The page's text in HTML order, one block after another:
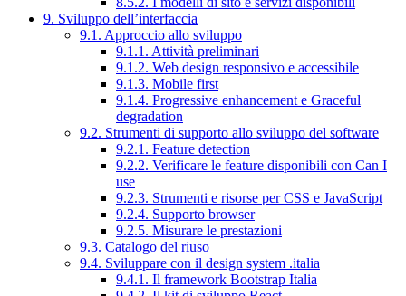
9. Sviluppo dell’interfaccia
9.1. Approccio allo sviluppo
9.1.1. Attività preliminari
9.1.2. Web design responsivo e accessibile
9.1.3. Mobile first
9.1.4. Progressive enhancement e Graceful
degradation
9.2. Strumenti di supporto allo sviluppo del software
9.2.1. Feature detection
9.2.2. Verificare le feature disponibili con Can I
use
9.2.3. Strumenti e risorse per CSS e JavaScript
9.2.4. Supporto browser
9.2.5. Misurare le prestazioni
9.3. Catalogo del riuso
9.4. Sviluppare con il design system .italia
9.4.1. Il framework Bootstrap Italia